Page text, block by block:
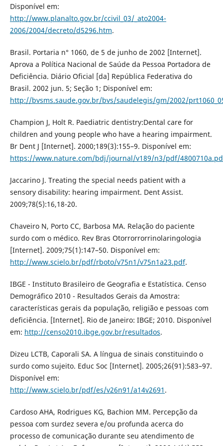
Disponível em:
http://www.planalto.gov.br/ccivil_03/_ato2004-
2006/2004/decreto/d5296.htm.
Brasil. Portaria n° 1060, de 5 de junho de 2002 [Internet].
Aprova a Política Nacional de Saúde da Pessoa Portadora de
Deficiência. Diário Oficial [da] República Federativa do
Brasil. 2002 jun. 5; Seção 1; Disponível em:
http://bvsms.saude.gov.br/bvs/saudelegis/gm/2002/
Champion J, Holt R. Paediatric dentistry:Dental care for
children and young people who have a hearing impairment.
Br Dent J [Internet]. 2000;189(3):155–9. Disponível em:
https://www.nature.com/bdj/journal/v189/n3/pdf/
Jaccarino J. Treating the special needs patient with a
sensory disability: hearing impairment. Dent Assist.
2009;78(5):16,18-20.
Chaveiro N, Porto CC, Barbosa MA. Relação do paciente
surdo com o médico. Rev Bras Otorrorrorrinolaringologia
[Internet]. 2009;75(1):147–50. Disponível em:
http://www.scielo.br/pdf/rboto/v75n1/v75n1a23.pdf.
IBGE - Instituto Brasileiro de Geografia e Estatística. Censo
Demográfico 2010 - Resultados Gerais da Amostra:
características gerais da população, religião e pessoas com
deficiência. [Internet]. Rio de Janeiro: IBGE; 2010. Disponível
em: http://censo2010.ibge.gov.br/resultados.
Dizeu LCTB, Caporali SA. A língua de sinais constituindo o
surdo como sujeito. Educ Soc [Internet]. 2005;26(91):583–97.
Disponível em:
http://www.scielo.br/pdf/es/v26n91/a14v2691 .
Cardoso AHA, Rodrigues KG, Bachion MM. Percepção da
pessoa com surdez severa e/ou profunda acerca do
processo de comunicação durante seu atendimento de